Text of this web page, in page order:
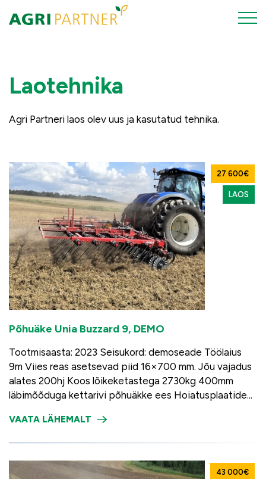
Laotehnika
Agri Partneri laos olev uus ja kasutatud tehnika.
27 600€
LAOS
Põhuäke Unia Buzzard 9, DEMO
Tootmisaasta: 2023 Seisukord: demoseade Töölaius
9m Viies reas asetsevad piid 16×700 mm. Jõu vajadus
alates 200hj Koos lõikeketastega 2730kg 400mm
läbimõõduga kettarivi põhuäkke ees Hoiatusplaatide...
VAATA LÄHEMALT
43 000€